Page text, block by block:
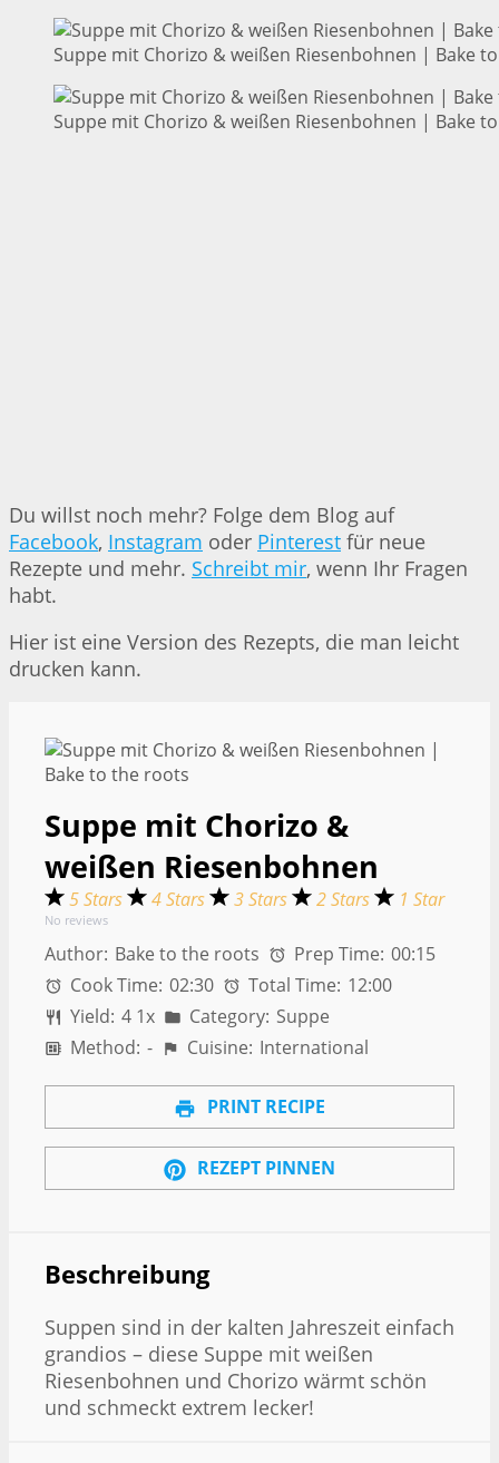
Suppe mit Chorizo & weißen Riesenbohnen | Bake
Suppe mit Chorizo & weißen Riesenbohnen | Bake
Du willst noch mehr? Folge dem Blog auf
Facebook, Instagram oder Pinterest für neue
Rezepte und mehr. Schreibt mir, wenn Ihr Fragen
habt.
Hier ist eine Version des Rezepts, die man leicht
drucken kann.
Suppe mit Chorizo &
weißen Riesenbohnen
5 Stars 4 Stars 3 Stars 2 Stars 1 Star
No reviews
Author: Bake to the roots Prep Time: 00:15
Cook Time: 02:30 Total Time: 12:00
Yield: 4 1x Category: Suppe
Method: - Cuisine: International
PRINT RECIPE
REZEPT PINNEN
Beschreibung
Suppen sind in der kalten Jahreszeit einfach
grandios – diese Suppe mit weißen
Riesenbohnen und Chorizo wärmt schön
und schmeckt extrem lecker!